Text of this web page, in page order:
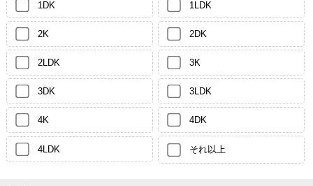
1DK 1LDK
2K 2DK
2LDK 3K
3DK 3LDK
4K 4DK
4LDK それ以上